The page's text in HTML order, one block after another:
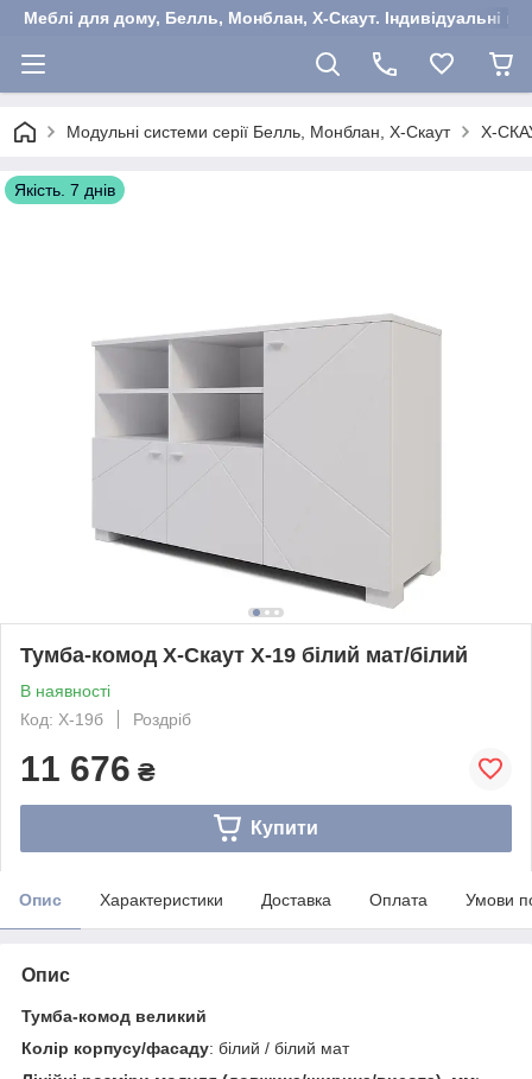
Меблі для дому, Белль, Монблан, Х-Скаут. Індивідуальні
Модульні системи серії Белль, Монблан, Х-Скаут Х-
Якість. 7 днів
Тумба-комод Х-Скаут Х-19 білий мат/білий
В наявності
Код: Х-19б
Роздріб
11 676 ₴
Купити
Опис Характеристики Доставка Оплата Умови
Опис
Тумба-комод великий
Колір корпусу/фасаду: білий / білий мат